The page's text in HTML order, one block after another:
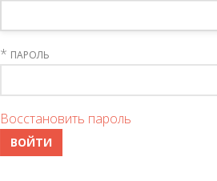
* ПАРОЛЬ
Восстановить пароль
ВОЙТИ